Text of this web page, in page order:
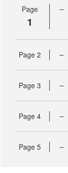
Page
1
Page 2
Page 3
Page 4
Page 5